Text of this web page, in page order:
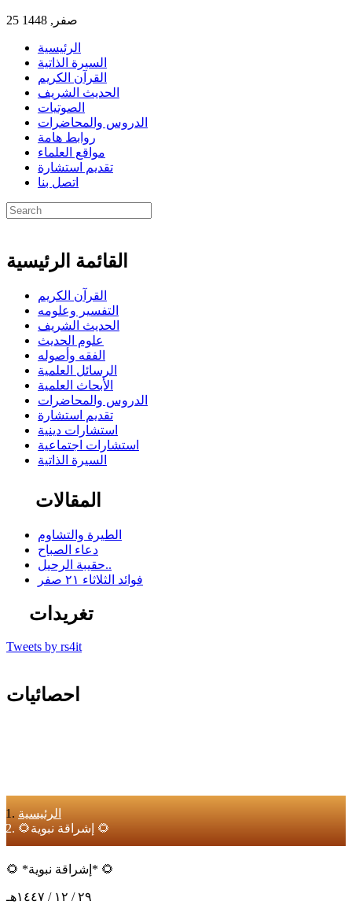
25 صفر, 1448
الرئيسية
السيرة الذاتية
القرآن الكريم
الحديث الشريف
الصوتيات
الدروس والمحاضرات
روابط هامة
مواقع العلماء
تقديم استشارة
اتصل بنا
القائمة الرئيسية
القرآن الكريم
التفسير وعلومه
الحديث الشريف
علوم الحديث
الفقه وأصوله
الرسائل العلمية
الأبحاث العلمية
الدروس والمحاضرات
تقديم استشارة
استشارات دينية
استشارات اجتماعية
السيرة الذاتية
المقالات
الطيرة والتشاوم
دعاء الصباح
حقيبة الرحيل..
فوائد الثلاثاء ٢١ صفر
تغريدات
Tweets by rs4it
احصائيات
الرئيسية
🌻إشراقة نبوية 🌻
🌻 *إشراقة نبوية* 🌻
٢٩ / ١٢ / ١٤٤٧هـ